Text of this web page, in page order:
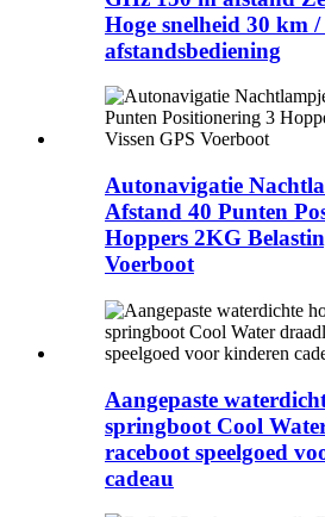
Hoge snelheid 30 km
afstandsbediening
Autonavigatie
Afstand 40 Punten
Hoppers 2KG
Voerboot
Aangepaste
springboot Cool
raceboot speelgoed
cadeau